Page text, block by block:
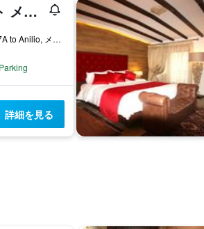
グランド フォレスト メツォボ
Egnatia Motorway - Intersection 7A to Anilio, メツォヴォ, ギリシャ
Parking
詳細を見る